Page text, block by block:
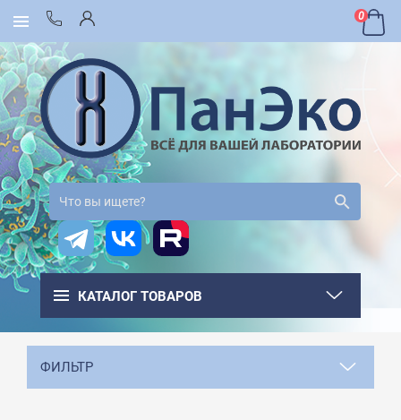
0
КАТАЛОГ ТОВАРОВ
ФИЛЬТР